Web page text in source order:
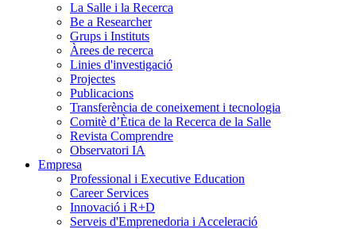
La Salle i la Recerca
Be a Researcher
Grups i Instituts
Àrees de recerca
Linies d'investigació
Projectes
Publicacions
Transferència de coneixement i tecnologia
Comitè d’Ètica de la Recerca de la Salle
Revista Comprendre
Observatori IA
Empresa
Professional i Executive Education
Career Services
Innovació i R+D
Serveis d'Emprenedoria i Acceleració